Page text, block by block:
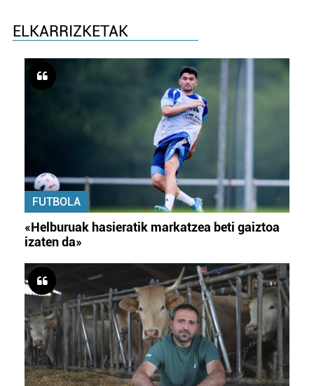
ELKARRIZKETAK
FUTBOLA
«Helburuak hasieratik markatzea beti gaiztoa
izaten da»